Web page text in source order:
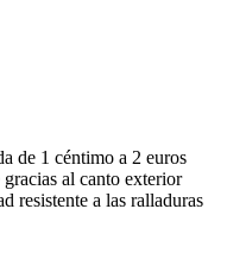
de 1 céntimo a 2 euros
al canto exterior
resistente a las ralladuras